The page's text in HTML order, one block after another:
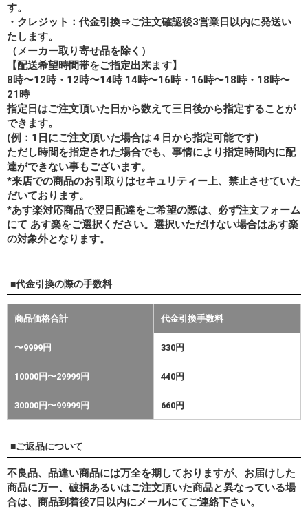
す。
・クレジット：代金引換⇒ご注文確認後3営業日以内に発送い
たします。
（メーカー取り寄せ品を除く）
【配送希望時間帯をご指定出来ます】
8時〜12時・12時〜14時 14時〜16時・16時〜18時・18時〜
21時
指定日はご注文頂いた日から数えて三日後から指定することが
できます。
(例：1日にご注文頂いた場合は４日から指定可能です)
ただし時間を指定された場合でも、事情により指定時間内に配
達ができない事もございます。
*来店での商品のお引取りはセキュリティー上、禁止させていた
だいております。
*あす楽対応商品で翌日配達をご希望の際は、必ず注文フォーム
にて あす楽をご選択ください。選択いただけない場合はあす楽
の対象外となります。
■代金引換の際の手数料
商品価格合計 代金引換手数料
〜9999円 330円
10000円〜29999円 440円
30000円〜99999円 660円
■ご返品について
不良品、品違い商品には万全を期しておりますが、お届けした
商品に万一、破損あるいはご注文頂いた商品と異なっている場
合は、商品到着後7日以内にメールにてご連絡下さい。